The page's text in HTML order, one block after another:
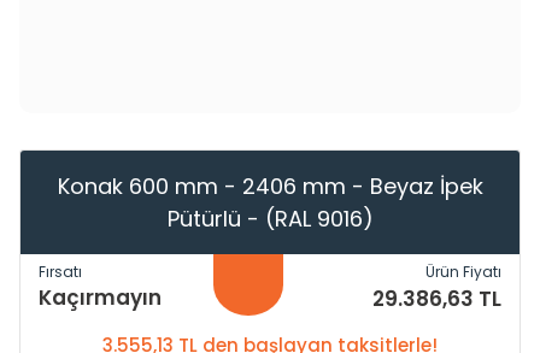
Konak 600 mm - 2406 mm - Beyaz İpek
Pütürlü - (RAL 9016)
Fırsatı
Kaçırmayın
Ürün Fiyatı
29.386,63 TL
3.555,13 TL den başlayan taksitlerle!